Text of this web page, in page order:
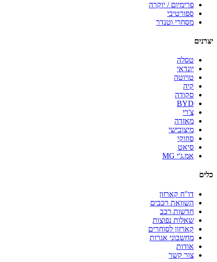
פרימיום / יוקרה
ספורטיבי
מסחרי וטנדר
יצרנים
טסלה
יונדאי
טויוטה
קיה
סקודה
BYD
צ'רי
מאזדה
מיצובישי
סוזוקי
סיאט
אמ.ג'י MG
כלים
דו"ח קארזון
השוואת רכבים
חדשות רכב
שאלות נפוצות
קארזון לסוחרים
מחשבוני אגרות
אודות
צור קשר